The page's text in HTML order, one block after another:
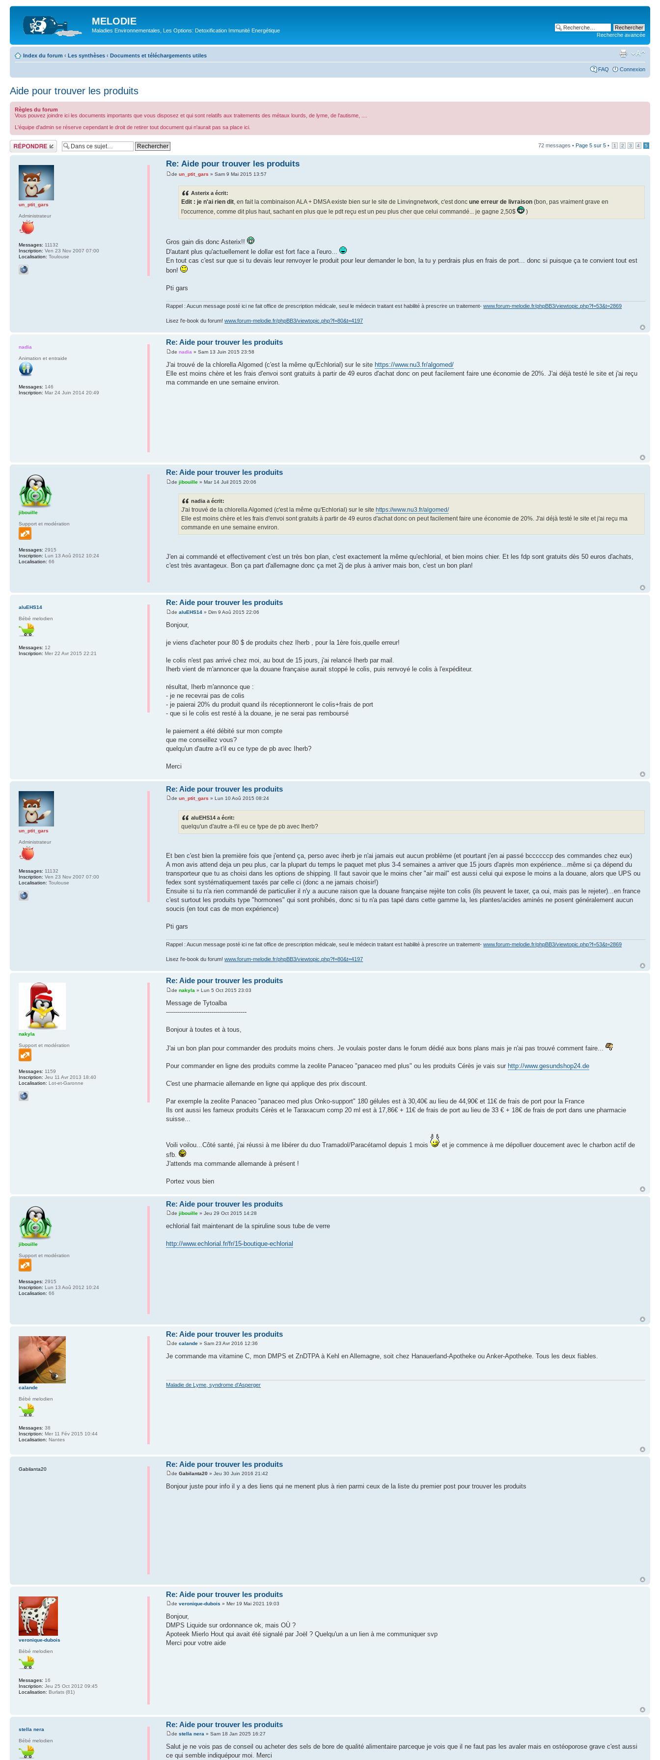
MELODIE
Maladies Environnementales, Les Options: Detoxification Immunité Energétique
Recherche avancée
Index du forum ‹ Les synthèses ‹ Documents et téléchargements utiles
FAQ Connexion
Aide pour trouver les produits
Règles du forum
Vous pouvez joindre ici les documents importants que vous disposez et qui sont relatifs aux traitements des métaux lourds, de lyme, de l'autisme, ....
L'équipe d'admin se réserve cependant le droit de retirer tout document qui n'aurait pas sa place ici.
Répondre 72 messages • Page 5 sur 5 • 1 2 3 4 5
Re: Aide pour trouver les produits
deun_ptit_gars » Sam 9 Mai 2015 13:57
Asterix a écrit:
Edit : je n'ai rien dit , en fait la combinaison ALA + DMSA existe bien sur le site de Linvingnetwork, c'est doncune erreur de livraison (bon, pas vraiment grave en
l'occurrence, comme dit plus haut, sachant en plus que le pdt reçu est un peu plus cher que celui commandé... je gagne 2,50$
)
Gros gain dis donc Asterix!!
D'autant plus qu'actuellement le dollar est fort face a l'euro...
En tout cas c'est sur que si tu devais leur renvoyer le produit pour leur demander le bon, la tu y perdrais plus en frais de port... donc si puisque ça te convient tout est
bon!
Pti gars
Rappel : Aucun message posté ici ne fait office de prescription médicale, seul le médecin traitant est habilité à prescrire un traitement-www.forum-melodie.fr/phpBB3/viewtopic.php?f=53&t=2869
Lisez l'e-book du forum!www.forum-melodie.fr/phpBB3/viewtopic.php?f=80&t=4197
un_ptit_gars
Administrateur
Messages: 11132
Inscription: Ven 23 Nov 2007 07:00
Localisation: Toulouse
Re: Aide pour trouver les produits
denadia » Sam 13 Juin 2015 23:58
J'ai trouvé de la chlorella Algomed (c'est la même qu'Echlorial) sur le site https://www.nu3.fr/algomed/
Elle est moins chère et les frais d'envoi sont gratuits à partir de 49 euros d'achat donc on peut facilement faire une économie de 20%. J'ai déjà testé le site et j'ai reçu
ma commande en une semaine environ.
nadia
Animation et entraide
Messages: 146
Inscription: Mar 24 Juin 2014 20:49
Re: Aide pour trouver les produits
dejibouille » Mar 14 Juil 2015 20:06
nadia a écrit:
J'ai trouvé de la chlorella Algomed (c'est la même qu'Echlorial) sur le site https://www.nu3.fr/algomed/
Elle est moins chère et les frais d'envoi sont gratuits à partir de 49 euros d'achat donc on peut facilement faire une économie de 20%. J'ai déjà testé le site et j'ai reçu ma
commande en une semaine environ.
J'en ai commandé et effectivement c'est un très bon plan, c'est exactement la même qu'echlorial, et bien moins chier. Et les fdp sont gratuits dès 50 euros d'achats,
c'est très avantageux. Bon ça part d'allemagne donc ça met 2j de plus à arriver mais bon, c'est un bon plan!
jibouille
Support et modération
Messages: 2915
Inscription: Lun 13 Aoû 2012 10:24
Localisation: 66
Re: Aide pour trouver les produits
dealuEHS14 » Dim 9 Aoû 2015 22:06
Bonjour,
je viens d'acheter pour 80 $ de produits chez Iherb , pour la 1ère fois,quelle erreur!
le colis n'est pas arrivé chez moi, au bout de 15 jours, j'ai relancé Iherb par mail.
Iherb vient de m'annoncer que la douane française aurait stoppé le colis, puis renvoyé le colis à l'expéditeur.
résultat, Iherb m'annonce que :
- je ne recevrai pas de colis
- je paierai 20% du produit quand ils réceptionneront le colis+frais de port
- que si le colis est resté à la douane, je ne serai pas remboursé
le paiement a été débité sur mon compte
que me conseillez vous?
quelqu'un d'autre a-t'il eu ce type de pb avec Iherb?
Merci
aluEHS14
Bébé melodien
Messages: 12
Inscription: Mer 22 Avr 2015 22:21
Re: Aide pour trouver les produits
deun_ptit_gars » Lun 10 Aoû 2015 08:24
aluEHS14 a écrit:
quelqu'un d'autre a-t'il eu ce type de pb avec Iherb?
Et ben c'est bien la première fois que j'entend ça, perso avec iherb je n'ai jamais eut aucun problème (et pourtant j'en ai passé bccccccp des commandes chez eux)
A mon avis attend deja un peu plus, car la plupart du temps le paquet met plus 3-4 semaines a arriver que 15 jours d'après mon expérience...même si ça dépend du
transporteur que tu as choisi dans les options de shipping. Il faut savoir que le moins cher "air mail" est aussi celui qui expose le moins a la douane, alors que UPS ou
fedex sont systématiquement taxés par celle ci (donc a ne jamais choisir!)
Ensuite si tu n'a rien commandé de particulier il n'y a aucune raison que la douane française rejète ton colis (ils peuvent le taxer, ça oui, mais pas le rejeter)...en france
c'est surtout les produits type "hormones" qui sont prohibés, donc si tu n'a pas tapé dans cette gamme la, les plantes/acides aminés ne posent généralement aucun
soucis (en tout cas de mon expérience)
Pti gars
Rappel : Aucun message posté ici ne fait office de prescription médicale, seul le médecin traitant est habilité à prescrire un traitement-www.forum-melodie.fr/phpBB3/viewtopic.php?f=53&t=2869
Lisez l'e-book du forum!www.forum-melodie.fr/phpBB3/viewtopic.php?f=80&t=4197
un_ptit_gars
Administrateur
Messages: 11132
Inscription: Ven 23 Nov 2007 07:00
Localisation: Toulouse
Re: Aide pour trouver les produits
denakyla » Lun 5 Oct 2015 23:03
Message de Tytoalba
-----------------------------------------
Bonjour à toutes et à tous,
J'ai un bon plan pour commander des produits moins chers. Je voulais poster dans le forum dédié aux bons plans mais je n'ai pas trouvé comment faire...
Pour commander en ligne des produits comme la zeolite Panaceo "panaceo med plus" ou les produits Cérès je vais sur http://www.gesundshop24.de
C'est une pharmacie allemande en ligne qui applique des prix discount.
Par exemple la zeolite Panaceo "panaceo med plus Onko-support" 180 gélules est à 30,40€ au lieu de 44,90€ et 11€ de frais de port pour la France
Ils ont aussi les fameux produits Cérès et le Taraxacum comp 20 ml est à 17,86€ + 11€ de frais de port au lieu de 33 € + 18€ de frais de port dans une pharmacie
suisse...
Voili voilou...Côté santé, j'ai réussi à me libérer du duo Tramadol/Paracétamol depuis 1 mois
et je commence à me dépolluer doucement avec le charbon actif de
sfb.
J'attends ma commande allemande à présent !
Portez vous bien
nakyla
Support et modération
Messages: 1159
Inscription: Jeu 11 Avr 2013 18:40
Localisation: Lot-et-Garonne
Re: Aide pour trouver les produits
dejibouille » Jeu 29 Oct 2015 14:28
echlorial fait maintenant de la spiruline sous tube de verre
http://www.echlorial.fr/fr/15-boutique-echlorial
jibouille
Support et modération
Messages: 2915
Inscription: Lun 13 Aoû 2012 10:24
Localisation: 66
Re: Aide pour trouver les produits
decalande » Sam 23 Avr 2016 12:36
Je commande ma vitamine C, mon DMPS et ZnDTPA à Kehl en Allemagne, soit chez Hanauerland-Apotheke ou Anker-Apotheke. Tous les deux fiables.
Maladie de Lyme, syndrome d'Asperger
calande
Bébé melodien
Messages: 38
Inscription: Mer 11 Fév 2015 10:44
Localisation: Nantes
Re: Aide pour trouver les produits
deGabilanta20 » Jeu 30 Juin 2016 21:42
Bonjour juste pour info il y a des liens qui ne menent plus à rien parmi ceux de la liste du premier post pour trouver les produits
Gabilanta20
Re: Aide pour trouver les produits
deveronique-dubois » Mer 19 Mai 2021 19:03
Bonjour,
DMPS Liquide sur ordonnance ok, mais OÙ ?
Apoteek Mierlo Hout qui avait été signalé par Joël ? Quelqu'un a un lien à me communiquer svp
Merci pour votre aide
veronique-dubois
Bébé melodien
Messages: 16
Inscription: Jeu 25 Oct 2012 09:45
Localisation: Burlats (81)
Re: Aide pour trouver les produits
destella nera » Sam 18 Jan 2025 16:27
Salut je ne vois pas de conseil ou acheter des sels de bore de qualité alimentaire parceque je vois que il ne faut pas les avaler mais en ostéoporose grave c'est aussi
ce qui semble indiquépour moi. Merci
stella nera
Bébé melodien